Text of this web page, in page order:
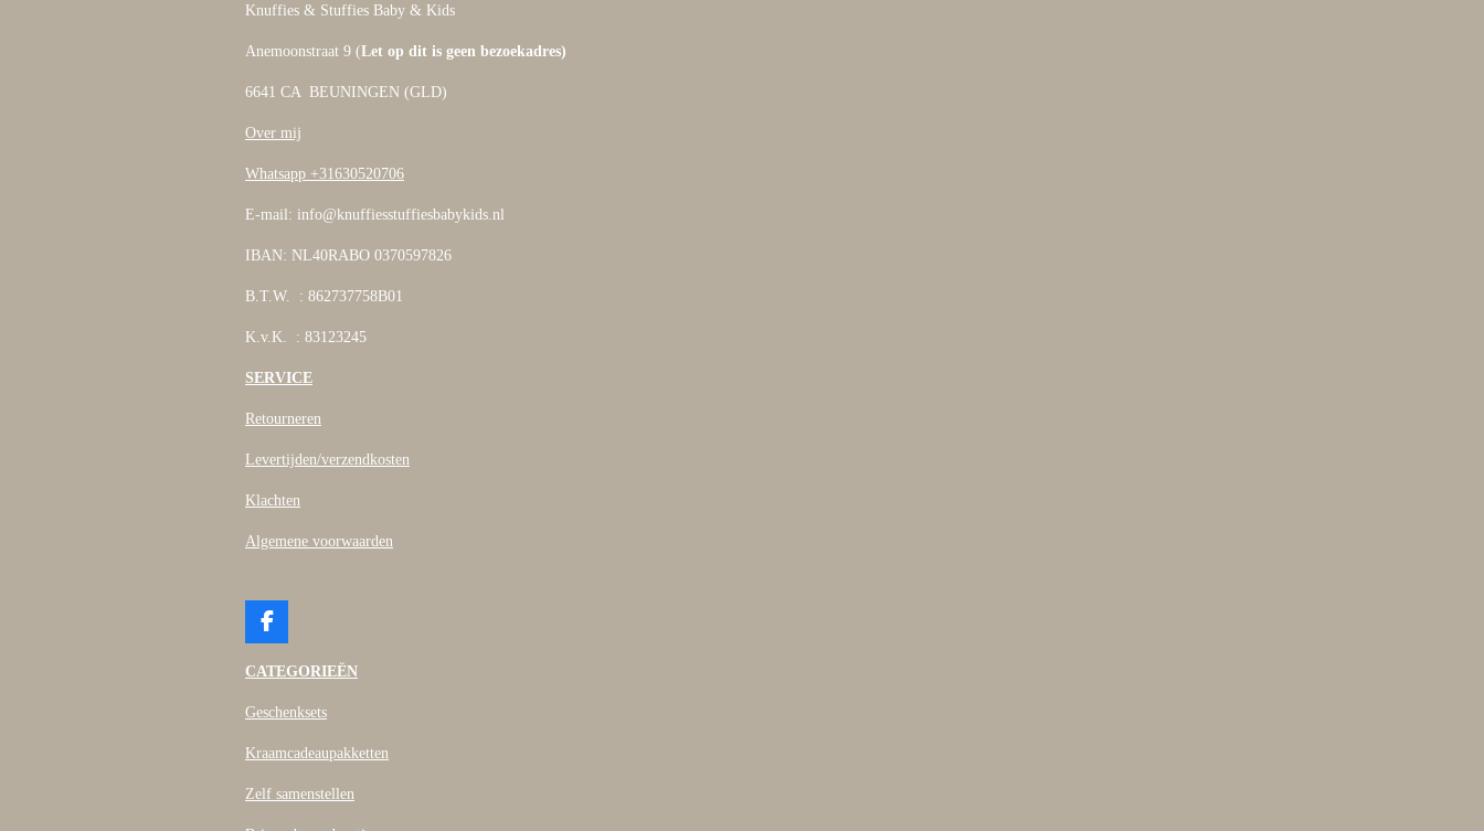
Knuffies & Stuffies Baby & Kids
Anemoonstraat 9 (Let op dit is geen bezoekadres)
6641 CA BEUNINGEN (GLD)
Over mij
Whatsapp +31630520706
E-mail: info@knuffiesstuffiesbabykids.nl
IBAN: NL40RABO 0370597826
B.T.W. : 862737758B01
K.v.K. : 83123245
SERVICE
Retourneren
Levertijden/verzendkosten
Klachten
Algemene voorwaarden
F
c
b
o
CATEGORIEËN
Geschenksets
Kraamcadeaupakketten
Zelf samenstellen